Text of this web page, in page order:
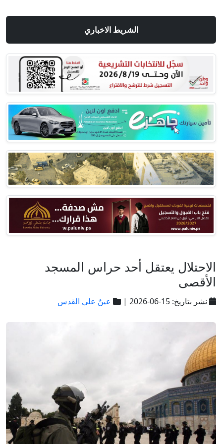
الشريط الاخباري
الاحتلال يعتقل أحد حراس المسجد
الأقصى
نشر بتاريخ: 15-06-2026 | عينٌ على القدس